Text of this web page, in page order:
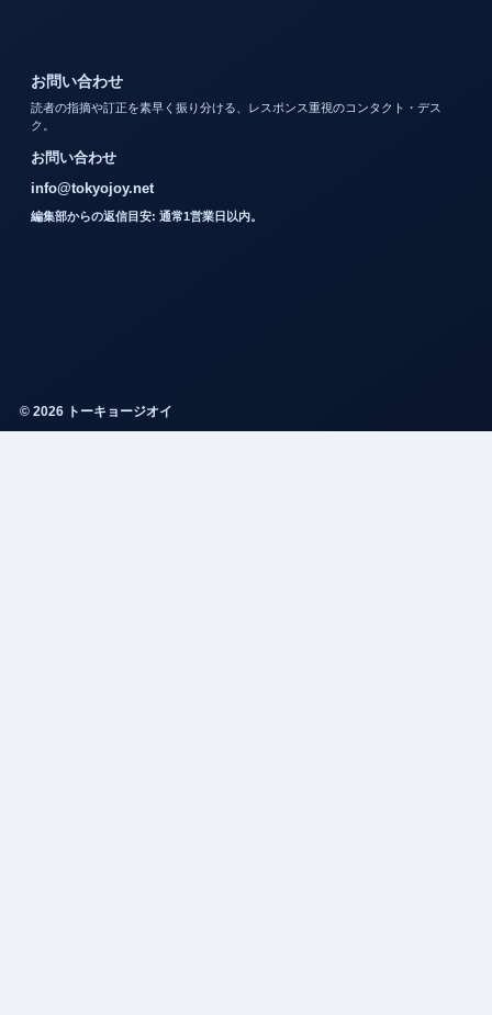
お問い合わせ
読者の指摘や訂正を素早く振り分ける、レスポンス重視のコンタクト・デス
ク。
お問い合わせ
info@tokyojoy.net
編集部からの返信目安: 通常1営業日以内。
© 2026 トーキョージオイ